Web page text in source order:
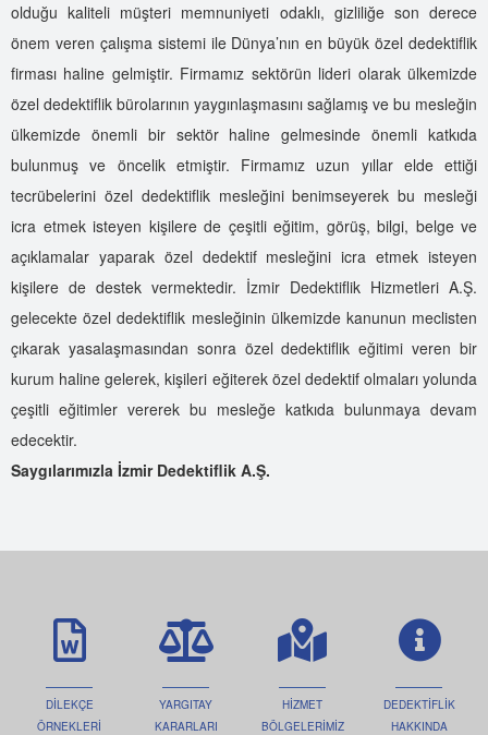
olduğu kaliteli müşteri memnuniyeti odaklı, gizliliğe son derece
önem veren çalışma sistemi ile Dünya’nın en büyük özel dedektiflik
firması haline gelmiştir. Firmamız sektörün lideri olarak ülkemizde
özel dedektiflik bürolarının yaygınlaşmasını sağlamış ve bu mesleğin
ülkemizde önemli bir sektör haline gelmesinde önemli katkıda
bulunmuş ve öncelik etmiştir. Firmamız uzun yıllar elde ettiği
tecrübelerini özel dedektiflik mesleğini benimseyerek bu mesleği
icra etmek isteyen kişilere de çeşitli eğitim, görüş, bilgi, belge ve
açıklamalar yaparak özel dedektif mesleğini icra etmek isteyen
kişilere de destek vermektedir. İzmir Dedektiflik Hizmetleri A.Ş.
gelecekte özel dedektiflik mesleğinin ülkemizde kanunun meclisten
çıkarak yasalaşmasından sonra özel dedektiflik eğitimi veren bir
kurum haline gelerek, kişileri eğiterek özel dedektif olmaları yolunda
çeşitli eğitimler vererek bu mesleğe katkıda bulunmaya devam
edecektir.
Saygılarımızla İzmir Dedektiflik A.Ş.
DİLEKÇE
ÖRNEKLERİ
YARGITAY
KARARLARI
HİZMET
BÖLGELERİMİZ
DEDEKTİFLİK
HAKKINDA